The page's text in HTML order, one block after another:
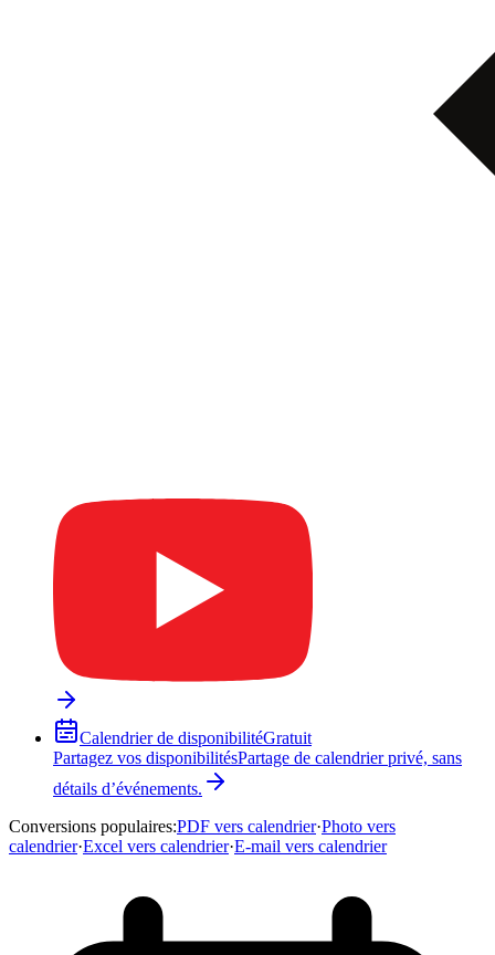
Calendrier de disponibilitéGratuit
Partagez vos disponibilitésPartage de calendrier privé, sans
détails d’événements.
Conversions populaires:PDF vers calendrier·Photo vers
calendrier·Excel vers calendrier·E-mail vers calendrier